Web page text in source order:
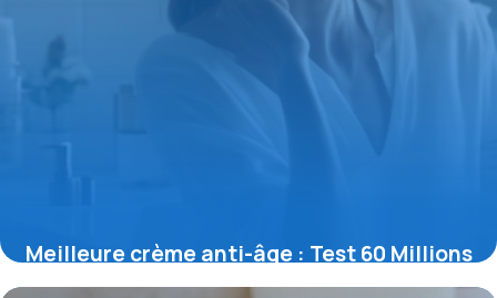
Meilleure crème anti-âge : Test 60 Millions
11 mai 2026